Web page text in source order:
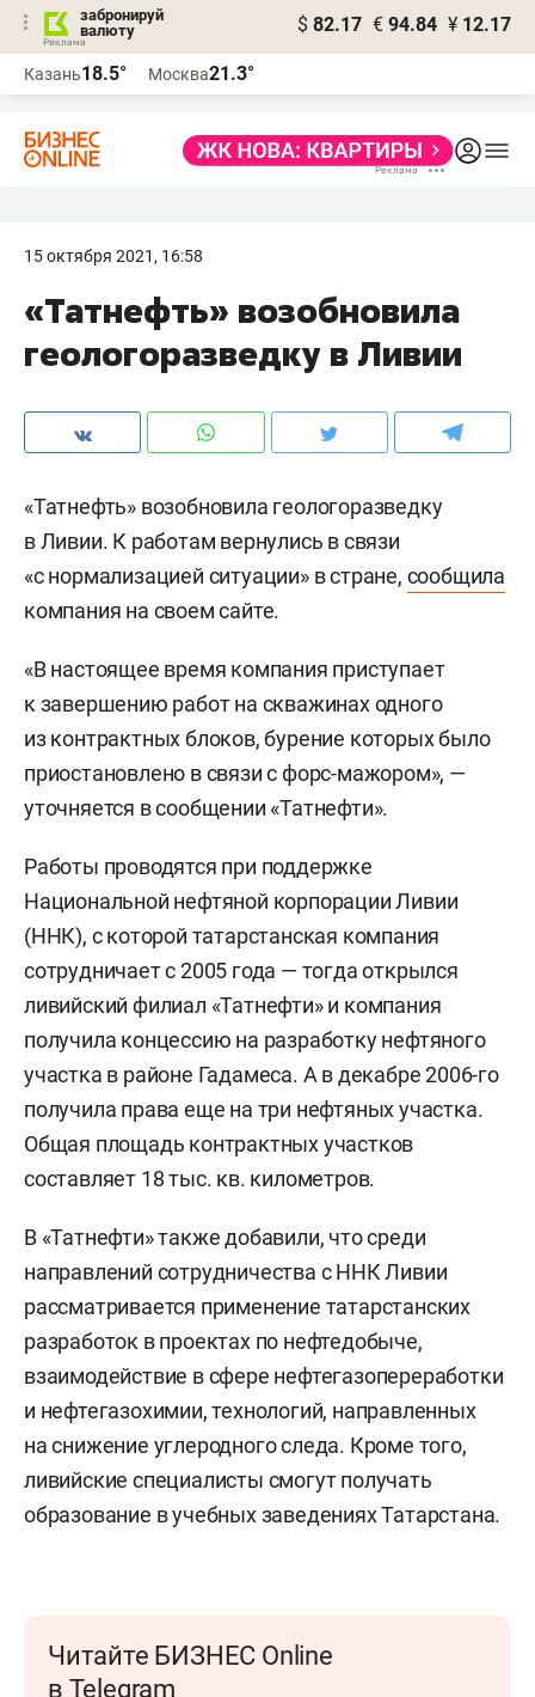
забронируй
валюту
$ 82.17 € 94.84 ¥ 12.17
Казань18.5° Москва21.3°
15 октября 2021, 16:58
«Татнефть» возобновила
геологоразведку в Ливии
«Татнефть» возобновила геологоразведку
в Ливии. К работам вернулись в связи
«с нормализацией ситуации» в стране, сообщила
компания на своем сайте.
«В настоящее время компания приступает
к завершению работ на скважинах одного
из контрактных блоков, бурение которых было
приостановлено в связи с форс-мажором», —
уточняется в сообщении «Татнефти».
Работы проводятся при поддержке
Национальной нефтяной корпорации Ливии
(ННК), с которой татарстанская компания
сотрудничает с 2005 года — тогда открылся
ливийский филиал «Татнефти» и компания
получила концессию на разработку нефтяного
участка в районе Гадамеса. А в декабре 2006-го
получила права еще на три нефтяных участка.
Общая площадь контрактных участков
составляет 18 тыс. кв. километров.
В «Татнефти» также добавили, что среди
направлений сотрудничества с ННК Ливии
рассматривается применение татарстанских
разработок в проектах по нефтедобыче,
взаимодействие в сфере нефтегазопереработки
и нефтегазохимии, технологий, направленных
на снижение углеродного следа. Кроме того,
ливийские специалисты смогут получать
образование в учебных заведениях Татарстана.
Читайте БИЗНЕС Online
в Telegram